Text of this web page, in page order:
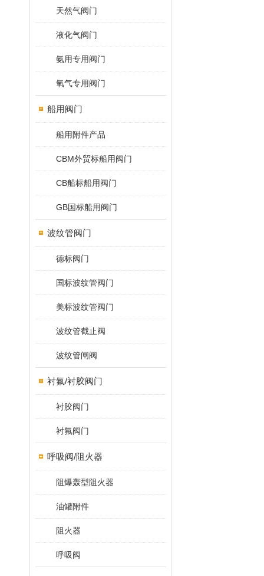
天然气阀门
液化气阀门
氨用专用阀门
氧气专用阀门
船用阀门
船用附件产品
CBM外贸标船用阀门
CB船标船用阀门
GB国标船用阀门
波纹管阀门
德标阀门
国标波纹管阀门
美标波纹管阀门
波纹管截止阀
波纹管闸阀
衬氟/衬胶阀门
衬胶阀门
衬氟阀门
呼吸阀/阻火器
阻爆轰型阻火器
油罐附件
阻火器
呼吸阀